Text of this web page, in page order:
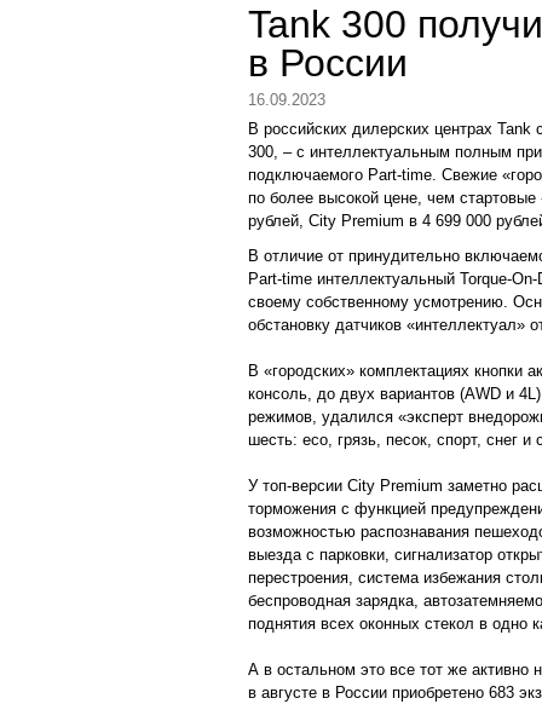
Tank 300
в России
16.09.2023
В российских дилерских центрах
300, – с интеллектуальным полным
подключаемого Part-time. Свежие
по более высокой цене, чем
рублей, City Premium в 4 699 000
В отличие от принудительно
Part-time интеллектуальный Torque-
своему собственному усмотрению.
обстановку датчиков «интеллектуал»
В «городских» комплектациях кнопки
консоль, до двух вариантов (AWD и
режимов, удалился «эксперт
шесть: eco, грязь, песок, спорт, снег и
У топ-версии City Premium заметно
торможения с функцией
возможностью распознавания
выезда с парковки, сигнализатор
перестроения, система избежания
беспроводная зарядка,
поднятия всех оконных стекол в одно
А в остальном это все тот же активно
в августе в России приобретено 683